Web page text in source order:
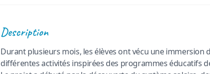
Description
Durant plusieurs mois, les élèves ont vécu une
différentes activités inspirées des programmes éducatifs